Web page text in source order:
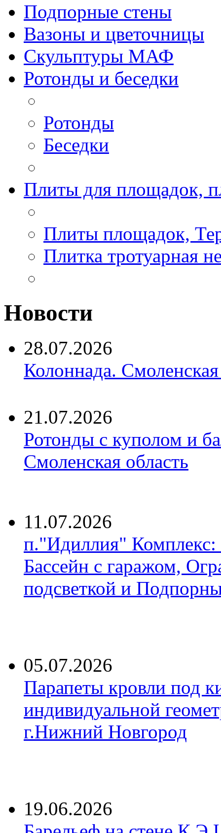
Подпорные стены
Вазоны и цветочницы
Скульптуры МАФ
Ротонды и беседки
Ротонды
Беседки
Плиты для площадок,
Плиты площадок,
Плитка тротуарная
Новости
28.07.2026
Колоннада. Смоленская
21.07.2026
Ротонды с куполом и
Смоленская область
11.07.2026
п."Идиллия"
Бассейн с гаражом,
подсветкой и
05.07.2026
Парапеты кровли под
индивидуальной
г.Нижний Новгород
19.06.2026